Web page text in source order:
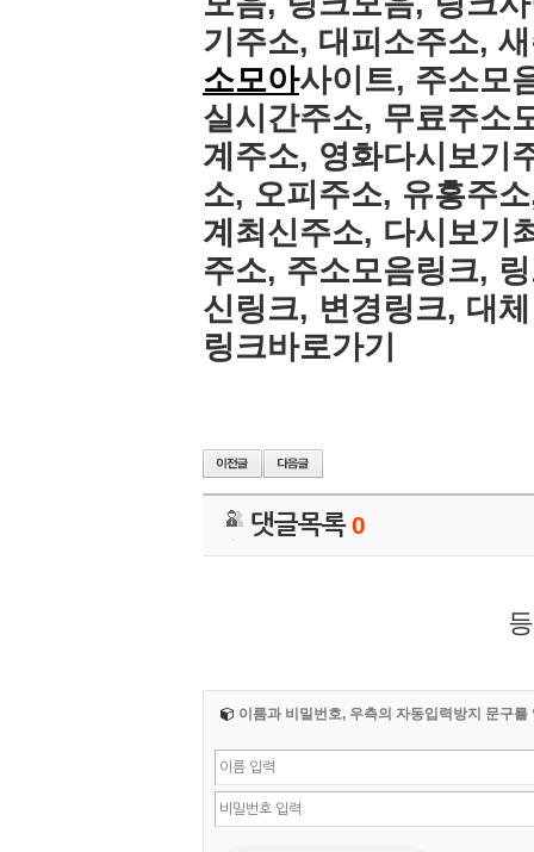
기주소, 대피소주소,
소모아사이트, 주소모
실시간주소, 무료주소
계주소, 영화다시보기
소, 오피주소, 유흥주
계최신주소, 다시보기
주소, 주소모음링크,
신링크, 변경링크, 대
링크바로가기
댓글목록0
이름과 비밀번호, 우측의 자동입력방지 문구를